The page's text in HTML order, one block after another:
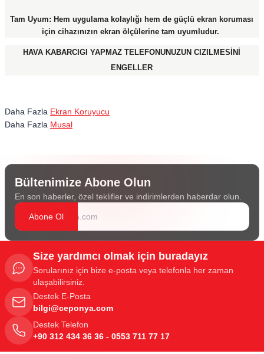
Tam Uyum: Hem uygulama kolaylığı hem de güçlü ekran koruması
için cihazınızın ekran ölçülerine tam uyumludur.
HAVA KABARCIGI YAPMAZ TELEFONUNUZUN CIZILMESİNİ
ENGELLER
Daha Fazla Ekran Koruyucu
Daha Fazla Musal
Bültenimize Abone Olun
En son haberler, özel teklifler ve indirimlerden haberdar olun.
Abone Ol
Size yardımcı olmak için buradayız
Sorularınız için bize e-posta veya telefonla her zaman
ulaşabilirsiniz.
Destek E-Posta
bilgi@ceponya.com
Destek Telefon
+90 312 434 36 36 - 0553 711 77 17